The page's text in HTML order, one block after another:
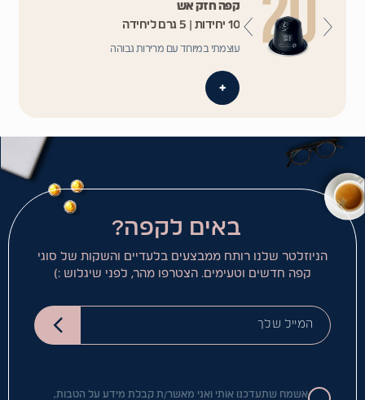
קפה חזק אש
10 יחידות | 5 גרם ליחידה
עוצמתי במיוחד עם מרירות גבוהה
+
באים לקפה?
הניוזלטר שלנו רותח ממבצעים בלעדיים והשקות של סוגי
קפה חדשים וטעימים. הצטרפו מהר, לפני שיגלוש :)
המייל שלך
אשמח שתעדכנו אותי ואני מאשר/ת קבלת מידע על הטבות,